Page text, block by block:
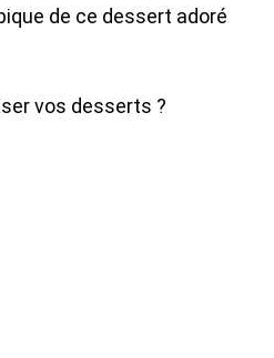
de ce dessert adoré
vos desserts ?